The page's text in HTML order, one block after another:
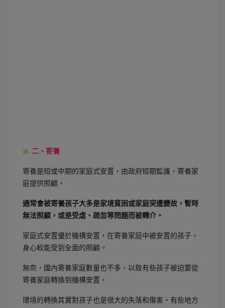
🎀 二、寄養
寄養是短或中期的家庭式安置，由政府短期監護，寄養家
庭提供照顧。
通常會被寄養孩子大多是家境貧困或家庭突遭變故，暫時
無法照顧，或是受虐、疏忽等問題而被轉介。
家庭式安置優於機構安置，在寄養家庭中被安置的孩子，
身心較能受到全面的照顧。
無奈，國內寄養家庭數量也不多，以致有些孩子被迫要從
寄養家庭轉換到機構安置，
環境的轉換其實對孩子也是很大的失落和傷害。有些地方